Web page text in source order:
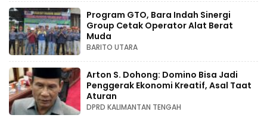
Program GTO, Bara Indah Sinergi
Group Cetak Operator Alat Berat
Muda
BARITO UTARA
Arton S. Dohong: Domino Bisa Jadi
Penggerak Ekonomi Kreatif, Asal Taat
Aturan
DPRD KALIMANTAN TENGAH